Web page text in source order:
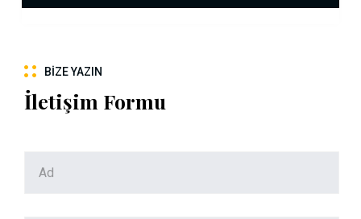
BIZE YAZIN
İletişim Formu